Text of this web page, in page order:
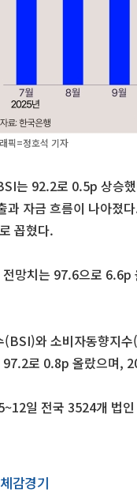
픽=정호석 기자
는 92.2로 0.5p 상승
과 자금 흐름이 나아졌
꼽혔다.
망치는 97.6으로
(BSI)와 소비자동향지
97.2로 0.8p 올랐으며,
일 전국 3524개 법
감경기